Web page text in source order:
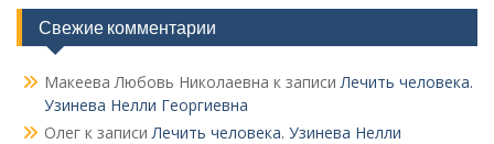
Свежие комментарии
Макеева Любовь Николаевна к записиЛечить человека.
Узинева Нелли Георгиевна
Олег к записиЛечить человека. Узинева Нелли